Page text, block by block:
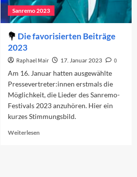
Sanremo 2023
Die favorisierten Beiträge
2023
Raphael Mair 17. Januar 2023
0
Am 16. Januar hatten ausgewählte
Pressevertreter:innen erstmals die
Möglichkeit, die Lieder des Sanremo-
Festivals 2023 anzuhören. Hier ein
kurzes Stimmungsbild.
WeiterlesenRead